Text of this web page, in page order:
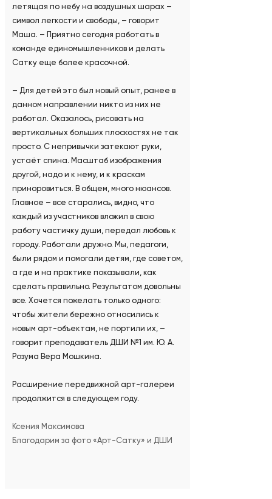
летящая по небу на воздушных шарах –
символ легкости и свободы, – говорит
Маша. – Приятно сегодня работать в
команде единомышленников и делать
Сатку еще более красочной.
– Для детей это был новый опыт, ранее в
данном направлении никто из них не
работал. Оказалось, рисовать на
вертикальных больших плоскостях не так
просто. С непривычки затекают руки,
устаёт спина. Масштаб изображения
другой, надо и к нему, и к краскам
приноровиться. В общем, много нюансов.
Главное – все старались, видно, что
каждый из участников вложил в свою
работу частичку души, передал любовь к
городу. Работали дружно. Мы, педагоги,
были рядом и помогали детям, где советом,
а где и на практике показывали, как
сделать правильно. Результатом довольны
все. Хочется пожелать только одного:
чтобы жители бережно относились к
новым арт-объектам, не портили их, –
говорит преподаватель ДШИ №1 им. Ю. А.
Розума Вера Мошкина.
Расширение передвижной арт-галереи
продолжится в следующем году.
Ксения Максимова
Благодарим за фото «Арт-Сатку» и ДШИ